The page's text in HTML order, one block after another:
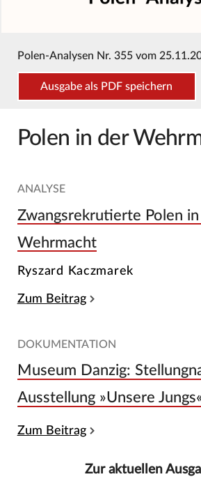
Polen-Analysen Nr. 355 vom
Ausgabe als PDF speichern
Polen in der
ANALYSE
Zwangsrekrutierte Polen
Wehrmacht
Ryszard Kaczmarek
Zum Beitrag
DOKUMENTATION
Museum Danzig:
Ausstellung »Unsere
Zum Beitrag
Zur aktuellen